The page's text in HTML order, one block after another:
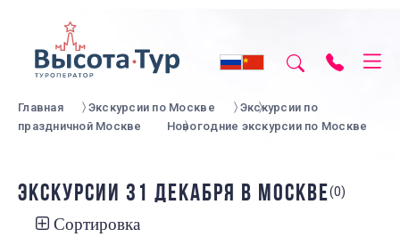
Главная Экскурсии по Москве
Экскурсии по
праздничной Москве
Новогодние экскурсии по Москве
ЭКСКУРСИИ 31 ДЕКАБРЯ В МОСКВЕ(0)
Сортировка